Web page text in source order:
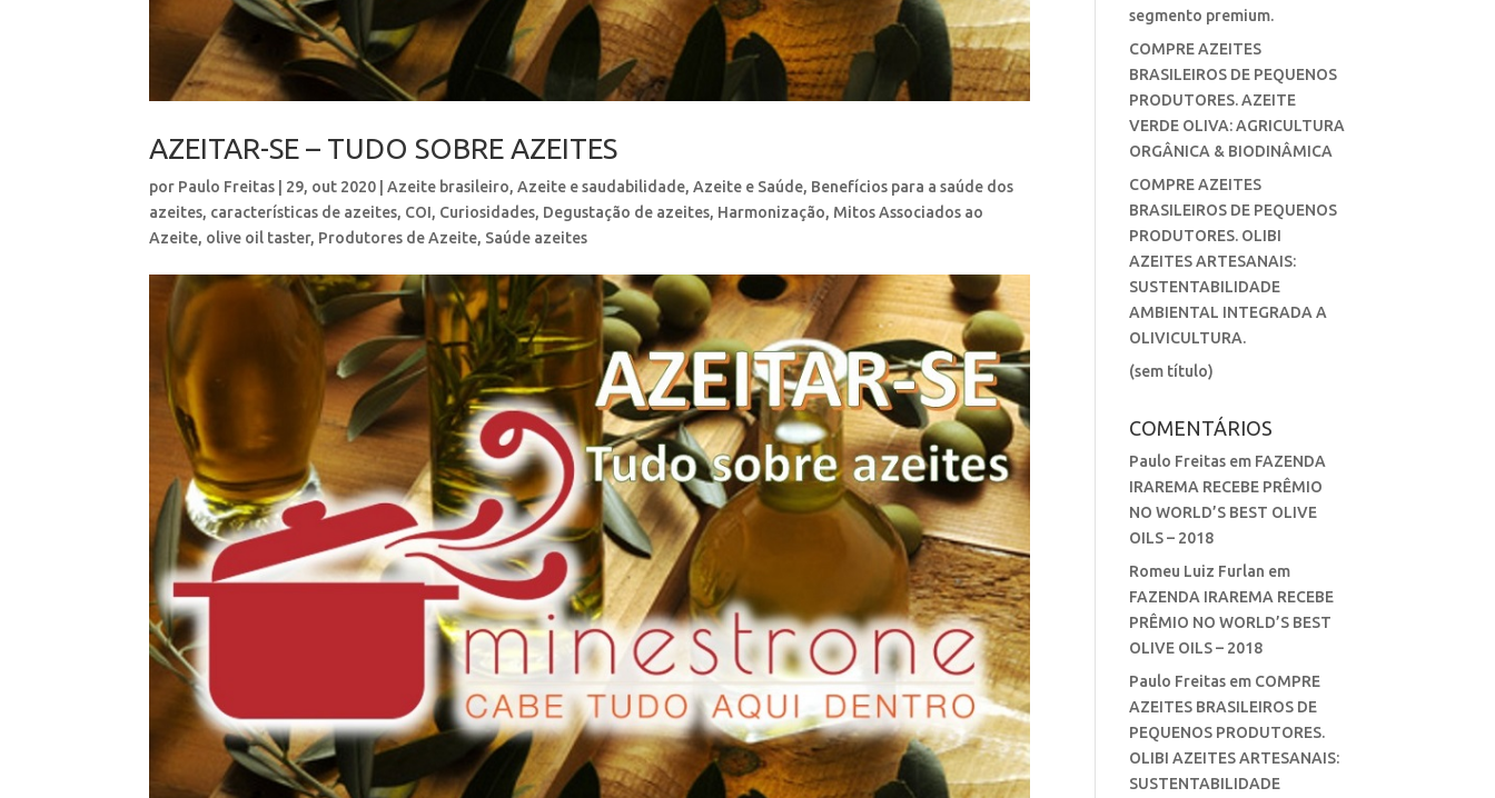
AZEITAR-SE – TUDO SOBRE AZEITES
por Paulo Freitas 29, out 2020 |Azeite brasileiro,Azeite e saudabilidade,Azeite e Saúde, Benefícios para a saúde dos
azeites, características de azeites, COI, Curiosidades, Degustação de azeites, Harmonização, Mitos Associados ao
Azeite, olive oil taster, Produtores de Azeite, Saúde azeites
segmento premium.
COMPRE AZEITES
BRASILEIROS DE PEQUENOS
PRODUTORES. AZEITE
VERDE OLIVA: AGRICULTURA
ORGÂNICA & BIODINÂMICA
COMPRE AZEITES
BRASILEIROS DE PEQUENOS
PRODUTORES. OLIBI
AZEITES ARTESANAIS:
SUSTENTABILIDADE
AMBIENTAL INTEGRADA A
OLIVICULTURA.
(sem título)
COMENTÁRIOS
Paulo Freitas em FAZENDA
IRAREMA RECEBE PRÊMIO
NO WORLD’S BEST OLIVE
OILS – 2018
Romeu Luiz Furlan em
FAZENDA IRAREMA RECEBE
PRÊMIO NO WORLD’S BEST
OLIVE OILS – 2018
Paulo Freitas em COMPRE
AZEITES BRASILEIROS DE
PEQUENOS PRODUTORES.
OLIBI AZEITES ARTESANAIS:
SUSTENTABILIDADE